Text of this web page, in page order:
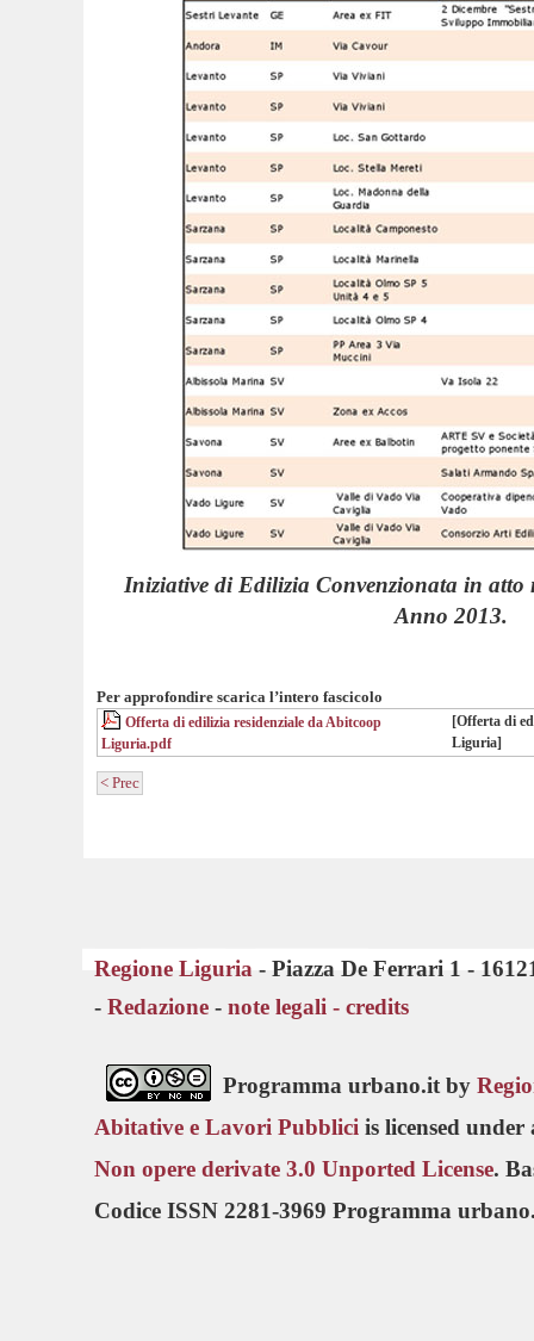
Iniziative di Edilizia Convenzionata in
Anno 2013.
Per approfondire scarica l’intero fascicolo
Offerta di edilizia residenziale da Abitcoop
Liguria.pdf
[Offerta di
Liguria]
< Prec
Regione Liguria - Piazza De Ferrari 1 -
- Redazione - note legali - credits
Programma urbano.it by
Abitative e Lavori Pubblici is licensed
Non opere derivate 3.0 Unported License.
Codice ISSN 2281-3969 Programma